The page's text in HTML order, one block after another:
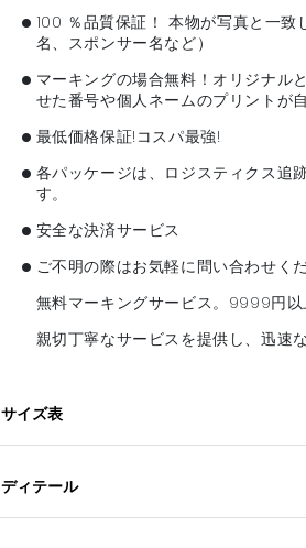
• 100 ％品質保証！ 本物が写真と一
名、スポンサー名など）
• マーキングの場合無料！オリジナル
せた番号や個人ネームのプリントが
• 最低価格保証!コスパ最強!
• 各パッケージは、ロジスティクス追
す。
• 安全な決済サービス
• ご不明の際はお気軽に問い合わせく
無料マーキングサービス。9999円
親切丁寧なサービスを提供し、迅速
サイズ表
ディテール